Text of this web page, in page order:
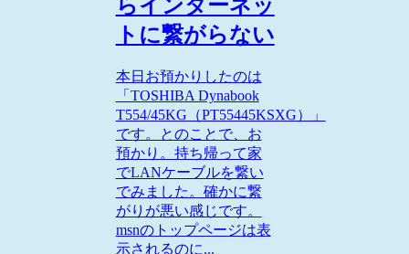
らインターネッ
トに繋がらない
本日お預かりしたのは
「TOSHIBA Dynabook
T554/45KG（PT55445KSXG）」
です。とのことで、お
預かり。持ち帰って家
でLANケーブルを繋い
でみました。確かに繋
がりが悪い感じです。
msnのトップページは表
示されるのに...